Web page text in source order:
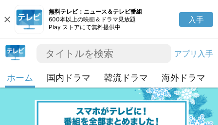
close
無料テレビ：ニュース＆テレビ番組
600本以上の映画＆ドラマ見放題
Play ストアにて無料提供中
入手
アプリ入手
ホーム 国内ドラマ 韓流ドラマ 海外ドラマ